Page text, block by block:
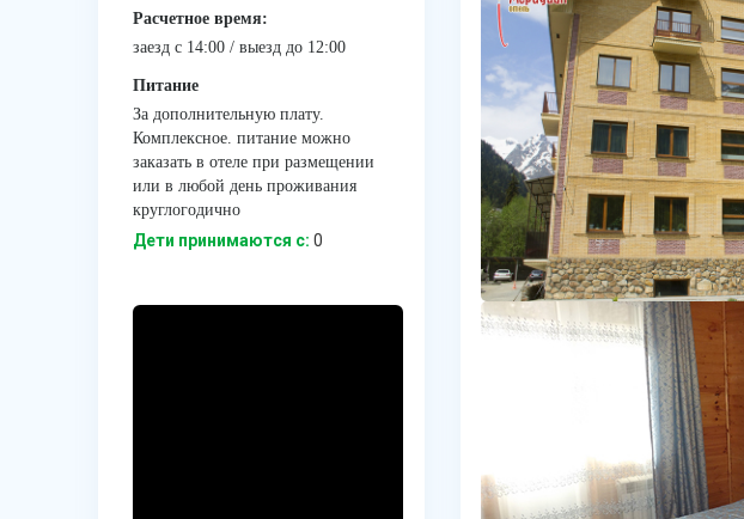
Расчетное время:
заезд с 14:00 / выезд до 12:00
Питание
За дополнительную плату.
Комплексное. питание можно
заказать в отеле при размещении
или в любой день проживания
круглогодично
Дети принимаются с: 0